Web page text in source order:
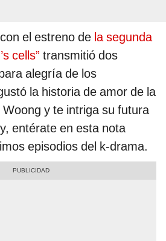
el estreno de la segunda
cells” transmitió dos
alegría de los
la historia de amor de la
y te intriga su futura
entérate en esta nota
episodios del k-drama.